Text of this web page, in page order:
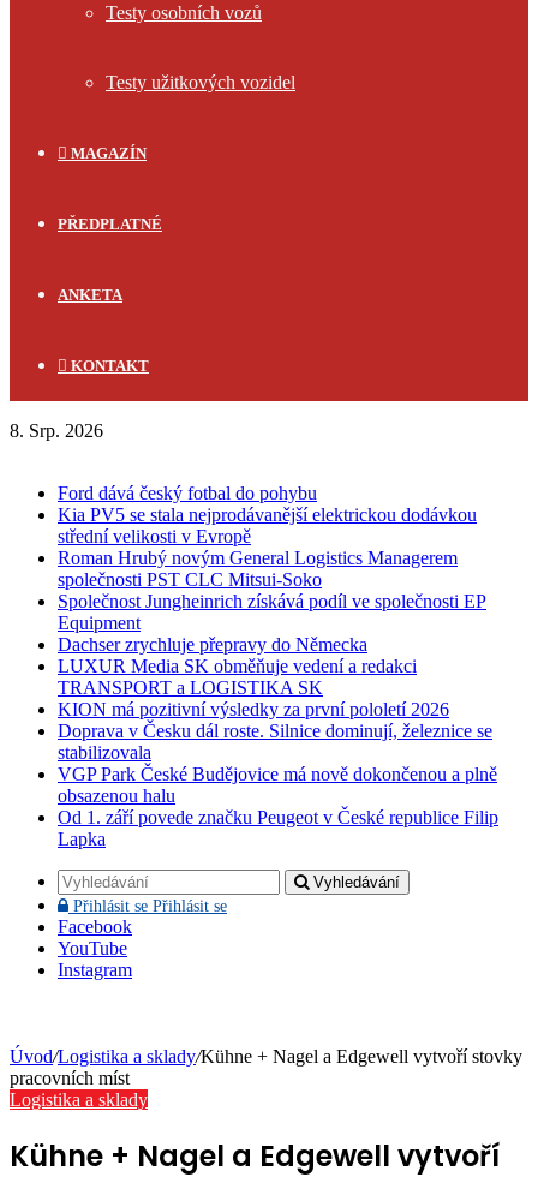
Testy osobních vozů
Testy užitkových vozidel
MAGAZÍN
PŘEDPLATNÉ
ANKETA
KONTAKT
8. Srp. 2026
Ford dává český fotbal do pohybu
Kia PV5 se stala nejprodávanější elektrickou dodávkou
střední velikosti v Evropě
Roman Hrubý novým General Logistics Managerem
společnosti PST CLC Mitsui-Soko
Společnost Jungheinrich získává podíl ve společnosti EP
Equipment
Dachser zrychluje přepravy do Německa
LUXUR Media SK obměňuje vedení a redakci
TRANSPORT a LOGISTIKA SK
KION má pozitivní výsledky za první pololetí 2026
Doprava v Česku dál roste. Silnice dominují, železnice se
stabilizovala
VGP Park České Budějovice má nově dokončenou a plně
obsazenou halu
Od 1. září povede značku Peugeot v České republice Filip
Lapka
Vyhledávání
Přihlásit se Přihlásit se
Facebook
YouTube
Instagram
Úvod/Logistika a sklady/Kühne + Nagel a Edgewell vytvoří stovky
pracovních míst
Logistika a sklady
Kühne + Nagel a Edgewell vytvoří